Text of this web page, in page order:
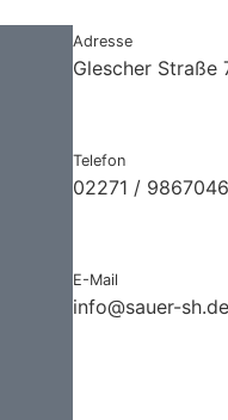
Adresse
Glescher Straße
Telefon
02271 / 9867046
E-Mail
info@sauer-sh.de